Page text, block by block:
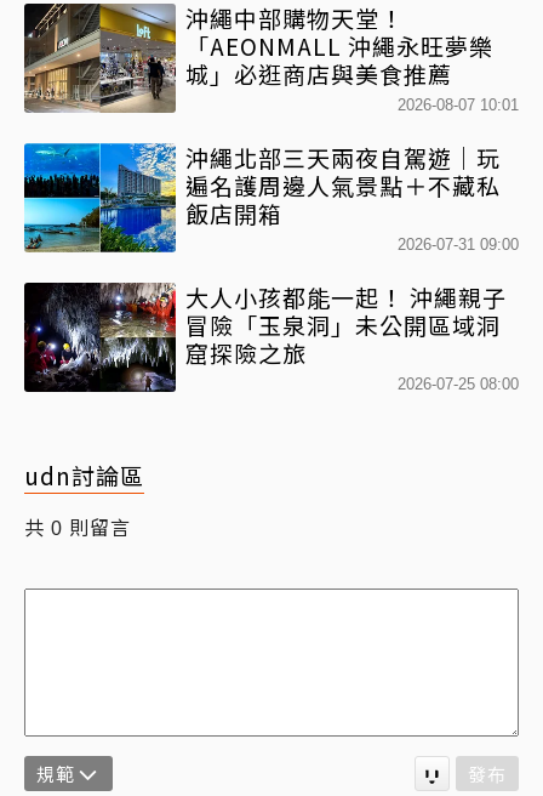
沖繩中部購物天堂！
「AEONMALL 沖繩永旺夢樂
城」必逛商店與美食推薦
2026-08-07 10:01
沖繩北部三天兩夜自駕遊｜玩
遍名護周邊人氣景點＋不藏私
飯店開箱
2026-07-31 09:00
大人小孩都能一起！ 沖繩親子
冒險「玉泉洞」未公開區域洞
窟探險之旅
2026-07-25 08:00
udn討論區
共 0 則留言
規範 發布